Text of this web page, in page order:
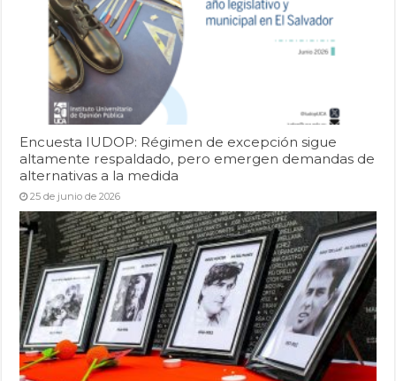
Encuesta IUDOP: Régimen de excepción sigue
altamente respaldado, pero emergen demandas de
alternativas a la medida
25 de junio de 2026